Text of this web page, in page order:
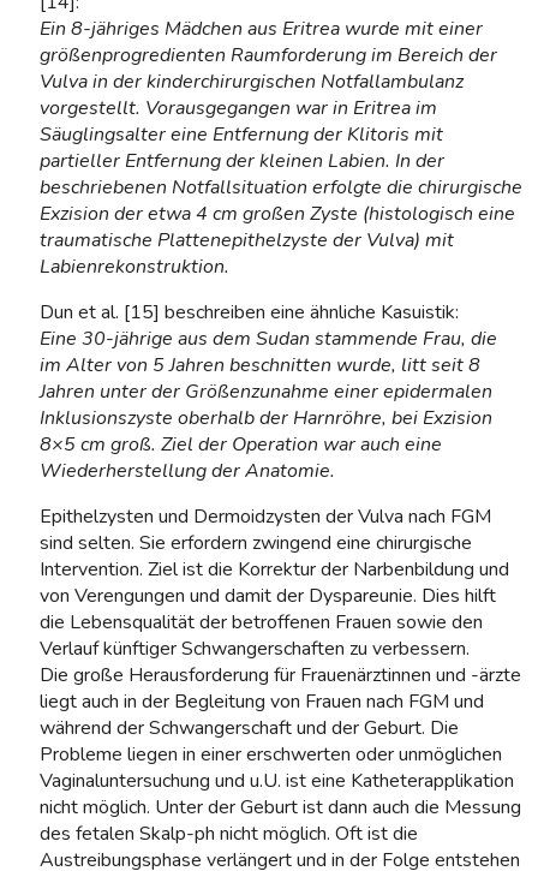
Ein 8-jähriges Mädchen aus Eritrea wurde mit einer
größenprogredienten Raumforderung im Bereich der
Vulva in der kinderchirurgischen Notfallambulanz
vorgestellt. Vorausgegangen war in Eritrea im
Säuglingsalter eine Entfernung der Klitoris mit
partieller Entfernung der kleinen Labien. In der
beschriebenen Notfallsituation erfolgte die chirurgische
Exzision der etwa 4 cm großen Zyste (histologisch eine
traumatische Plattenepithelzyste der Vulva) mit
Labienrekonstruktion.
Dun et al. [15] beschreiben eine ähnliche Kasuistik:
Eine 30-jährige aus dem Sudan stammende Frau, die
im Alter von 5 Jahren beschnitten wurde, litt seit 8
Jahren unter der Größenzunahme einer epidermalen
Inklusionszyste oberhalb der Harnröhre, bei Exzision
8×5 cm groß. Ziel der Operation war auch eine
Wiederherstellung der Anatomie.
Epithelzysten und Dermoidzysten der Vulva nach FGM
sind selten. Sie erfordern zwingend eine chirurgische
Intervention. Ziel ist die Korrektur der Narbenbildung und
von Verengungen und damit der Dyspareunie. Dies hilft
die Lebensqualität der betroffenen Frauen sowie den
Verlauf künftiger Schwangerschaften zu verbessern.
Die große Herausforderung für Frauenärztinnen und -ärzte
liegt auch in der Begleitung von Frauen nach FGM und
während der Schwangerschaft und der Geburt. Die
Probleme liegen in einer erschwerten oder unmöglichen
Vaginaluntersuchung und u.U. ist eine Katheterapplikation
nicht möglich. Unter der Geburt ist dann auch die Messung
des fetalen Skalp-ph nicht möglich. Oft ist die
Austreibungsphase verlängert und in der Folge entstehen